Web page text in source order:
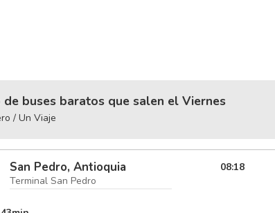
de buses baratos que salen el Viernes
/ Un Viaje
San Pedro, Antioquia
Terminal San Pedro
08:18